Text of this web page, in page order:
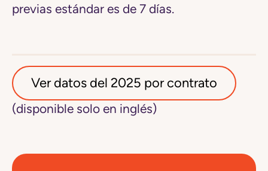
previas estándar es de 7 días.
Ver datos del 2025 por contrato
(disponible solo en inglés)